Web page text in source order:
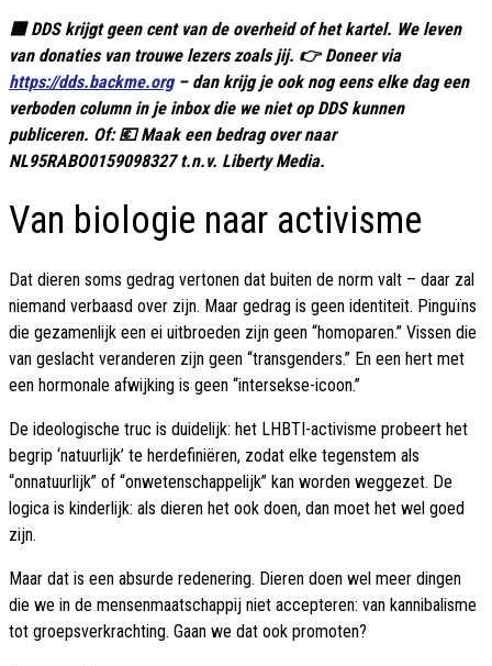
🟦 DDS krijgt geen cent van de overheid of het kartel. We leven
van donaties van trouwe lezers zoals jij. 👉 Doneer via
https://dds.backme.org– dan krijg je ook nog eens elke dag een
verboden column in je inbox die we niet op DDS kunnen
publiceren. Of: 💶 Maak een bedrag over naar
NL95RABO0159098327 t.n.v. Liberty Media.
Van biologie naar activisme
Dat dieren soms gedrag vertonen dat buiten de norm valt – daar zal
niemand verbaasd over zijn. Maar gedrag is geen identiteit. Pinguïns
die gezamenlijk een ei uitbroeden zijn geen “homoparen.” Vissen die
van geslacht veranderen zijn geen “transgenders.” En een hert met
een hormonale afwijking is geen “intersekse-icoon.”
De ideologische truc is duidelijk: het LHBTI-activisme probeert het
begrip ‘natuurlijk’ te herdefiniëren, zodat elke tegenstem als
“onnatuurlijk” of “onwetenschappelijk” kan worden weggezet. De
logica is kinderlijk: als dieren het ook doen, dan moet het wel goed
zijn.
Maar dat is een absurde redenering. Dieren doen wel meer dingen
die we in de mensenmaatschappij niet accepteren: van kannibalisme
tot groepsverkrachting. Gaan we dat ook promoten?